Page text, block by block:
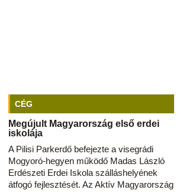
CÉG
Megújult Magyarország első erdei
iskolája
A Pilisi Parkerdő befejezte a visegrádi
Mogyoró-hegyen működő Madas László
Erdészeti Erdei Iskola szálláshelyének
átfogó fejlesztését. Az Aktív Magyarország